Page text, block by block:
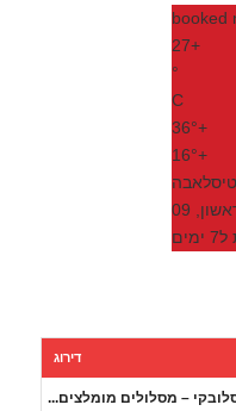
+
27
°
C
+
36°
+
16°
09
דירוג
– מסלולים מומלצים...